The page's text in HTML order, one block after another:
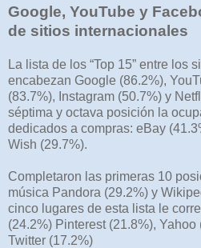
Google, YouTube y
de sitios internacionales
La lista de los “Top 15” entre los
encabezan Google (86.2%),
(83.7%), Instagram (50.7%) y
séptima y octava posición la
dedicados a compras: eBay
Wish (29.7%).
Completaron las primeras 10
música Pandora (29.2%) y
cinco lugares de esta lista le
(24.2%) Pinterest (21.8%),
Twitter (17.2%)